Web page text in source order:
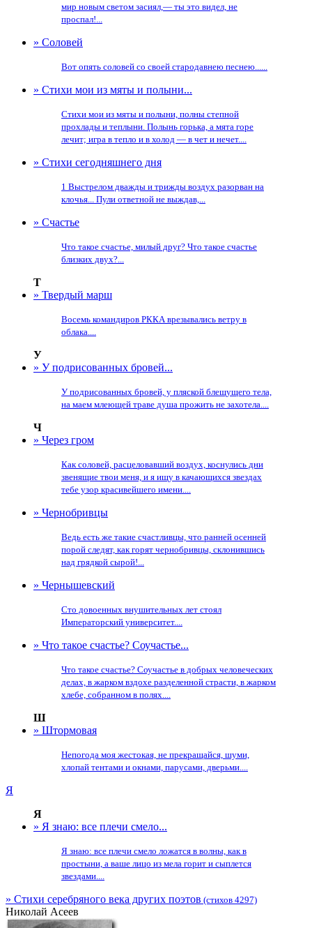
мир новым светом засиял,— ты это видел, не
проспал!...
» Соловей
Вот опять соловей со своей стародавнею песнею......
» Стихи мои из мяты и полыни...
Стихи мои из мяты и полыни, полны степной
прохлады и теплыни. Полынь горька, а мята горе
лечит; игра в тепло и в холод — в чет и нечет....
» Стихи сегодняшнего дня
1 Выстрелом дважды и трижды воздух разорван на
клочья... Пули ответной не выждав,...
» Счастье
Что такое счастье, милый друг? Что такое счастье
близких двух?...
Т
» Твердый марш
Восемь командиров РККА врезывались ветру в
облака....
У
» У подрисованных бровей...
У подрисованных бровей, у пляской блещущего тела,
на маем млеющей траве душа прожить не захотела....
Ч
» Через гром
Как соловей, расцеловавший воздух, коснулись дни
звенящие твои меня, и я ищу в качающихся звездах
тебе узор красивейшего имени....
» Чернобривцы
Ведь есть же такие счастливцы, что ранней осенней
порой следят, как горят чернобривцы, склонившись
над грядкой сырой!...
» Чернышевский
Сто довоенных внушительных лет стоял
Императорский университет....
» Что такое счастье? Соучастье...
Что такое счастье? Соучастье в добрых человеческих
делах, в жарком вздохе разделенной страсти, в жарком
хлебе, собранном в полях....
Ш
» Штормовая
Непогода моя жестокая, не прекращайся, шуми,
хлопай тентами и окнами, парусами, дверьми....
Я
Я
» Я знаю: все плечи смело...
Я знаю: все плечи смело ложатся в волны, как в
простыни, а ваше лицо из мела горит и сыплется
звездами....
» Стихи серебряного века других поэтов (стихов 4297)
Николай Асеев